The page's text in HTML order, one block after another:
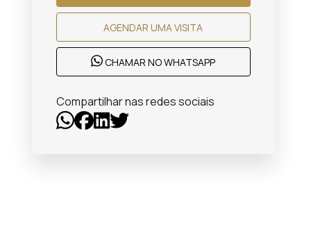
AGENDAR UMA VISITA
CHAMAR NO WHATSAPP
Compartilhar nas redes sociais